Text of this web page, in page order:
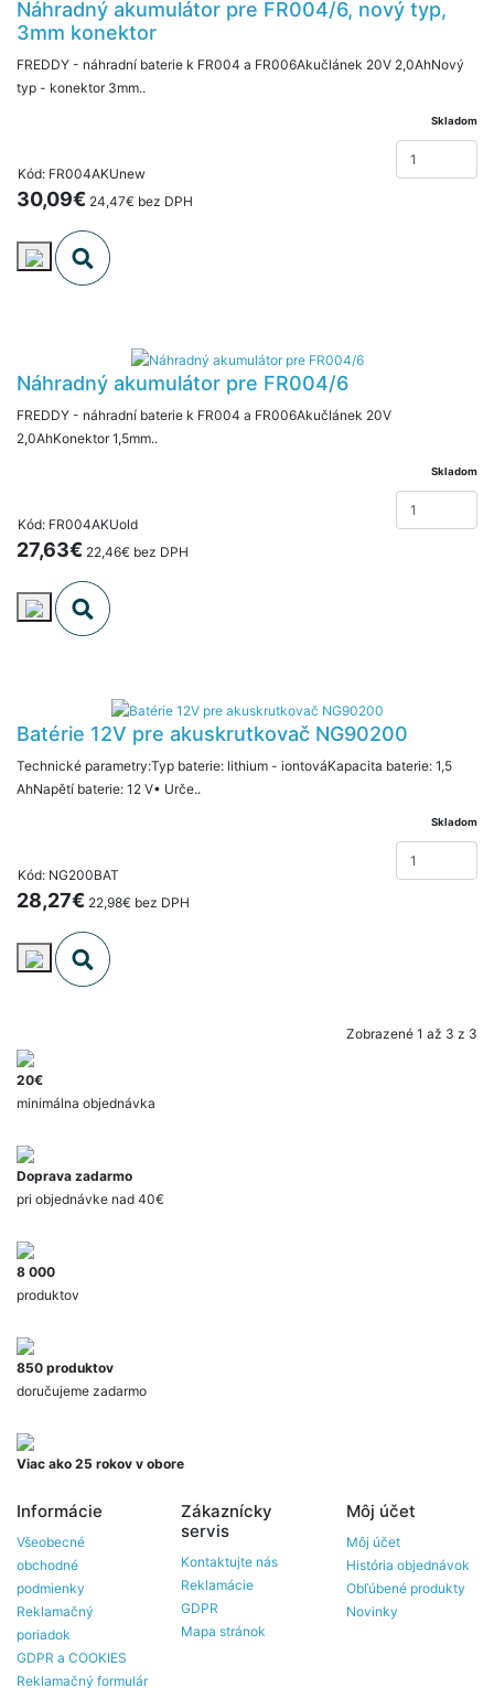
Náhradný akumulátor pre FR004/6, nový typ,
3mm konektor
FREDDY - náhradní baterie k FR004 a FR006Akučlánek 20V 2,0AhNový
typ - konektor 3mm..
Kód: FR004AKUnew
Skladom
30,09€ 24,47€ bez DPH
Náhradný akumulátor pre FR004/6
FREDDY - náhradní baterie k FR004 a FR006Akučlánek 20V
2,0AhKonektor 1,5mm..
Kód: FR004AKUold
Skladom
27,63€ 22,46€ bez DPH
Batérie 12V pre akuskrutkovač NG90200
Technické parametry:Typ baterie: lithium - iontováKapacita baterie: 1,5
AhNapětí baterie: 12 V• Urče..
Kód: NG200BAT
Skladom
28,27€ 22,98€ bez DPH
Zobrazené 1 až 3 z 3
20€
minimálna objednávka
Doprava zadarmo
pri objednávke nad 40€
8 000
produktov
850 produktov
doručujeme zadarmo
Viac ako 25 rokov v obore
Informácie
Všeobecné
obchodné
podmienky
Reklamačný
poriadok
GDPR a COOKIES
Reklamačný formulár
Zákaznícky
servis
Kontaktujte nás
Reklamácie
GDPR
Mapa stránok
Môj účet
Môj účet
História objednávok
Obľúbené produkty
Novinky